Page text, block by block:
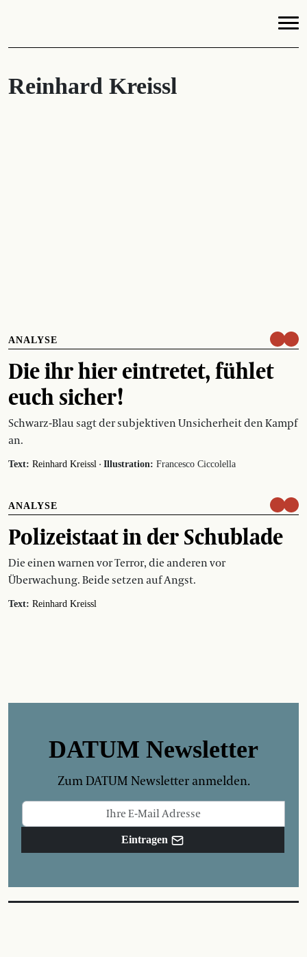
Reinhard Kreissl
ANALYSE
Die ihr hier eintretet, fühlet
euch sicher!
Schwarz-Blau sagt der subjektiven Unsicherheit den Kampf
an.
Text: Reinhard Kreissl · Illustration: Francesco Ciccolella
ANALYSE
Polizeistaat in der Schublade
Die einen warnen vor Terror, die anderen vor
Überwachung. Beide setzen auf Angst.
Text: Reinhard Kreissl
DATUM Newsletter
Zum DATUM Newsletter anmelden.
Eintragen